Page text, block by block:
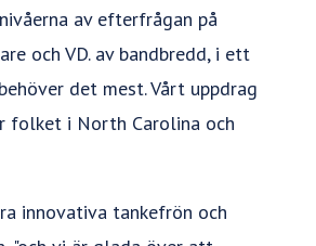
av efterfrågan på
och VD. av bandbredd, i ett
det mest. Vårt uppdrag
i North Carolina och
innovativa tankefrön och